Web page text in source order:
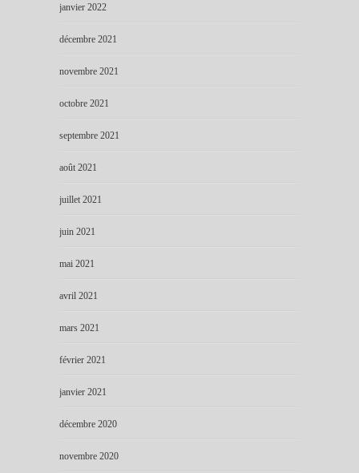
janvier 2022
décembre 2021
novembre 2021
octobre 2021
septembre 2021
août 2021
juillet 2021
juin 2021
mai 2021
avril 2021
mars 2021
février 2021
janvier 2021
décembre 2020
novembre 2020